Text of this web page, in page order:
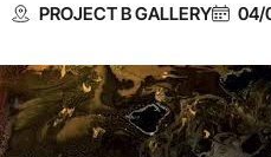
PROJECT B GALLERY 04/